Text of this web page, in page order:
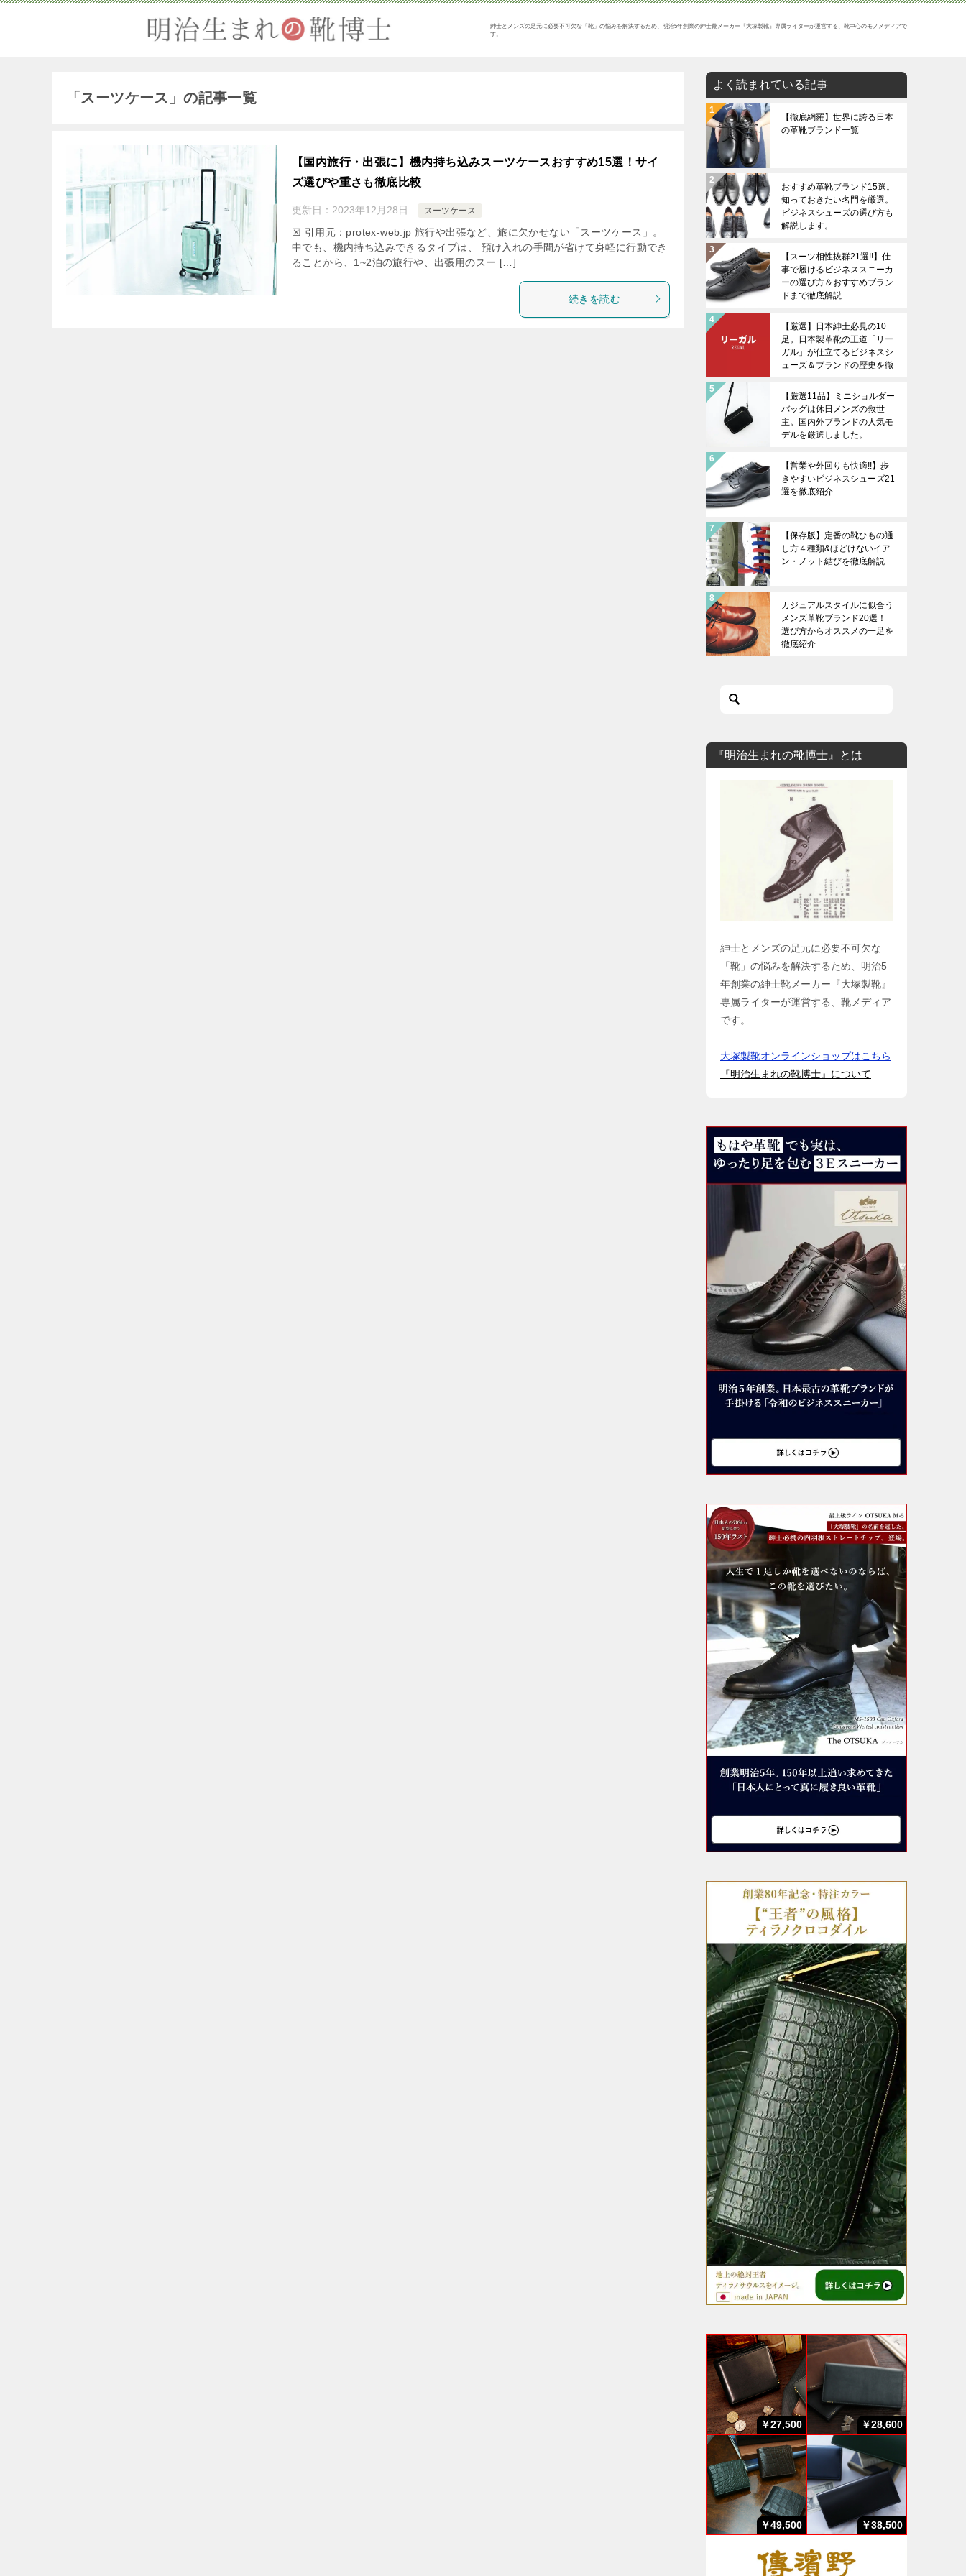
紳士とメンズの足元に必要不可欠な「靴」の悩みを解決するため、明治5年創業の紳士靴メーカー『大塚製靴』専属ライターが運営する、靴中心のモノメディアで
す。
「スーツケース」の記事一覧
【国内旅行・出張に】機内持ち込みスーツケースおすすめ15選！サイ
ズ選びや重さも徹底比較
更新日： 2023年12月28日 スーツケース
☒ 引用元：protex-web.jp 旅行や出張など、旅に欠かせない「スーツケース」。
中でも、機内持ち込みできるタイプは、 預け入れの手間が省けて身軽に行動でき
ることから、1~2泊の旅行や、出張用のスー […]
続きを読む
よく読まれている記事
【徹底網羅】世界に誇る日本
の革靴ブランド一覧
おすすめ革靴ブランド15選。
知っておきたい名門を厳選。
ビジネスシューズの選び方も
解説します。
【スーツ相性抜群21選!!】仕
事で履けるビジネススニーカ
ーの選び方＆おすすめブラン
ドまで徹底解説
【厳選】日本紳士必見の10
足。日本製革靴の王道「リー
ガル」が仕立てるビジネスシ
ューズ＆ブランドの歴史を徹
【厳選11品】ミニショルダー
バッグは休日メンズの救世
主。国内外ブランドの人気モ
デルを厳選しました。
【営業や外回りも快適!!】歩
きやすいビジネスシューズ21
選を徹底紹介
【保存版】定番の靴ひもの通
し方４種類&ほどけないイア
ン・ノット結びを徹底解説
カジュアルスタイルに似合う
メンズ革靴ブランド20選！
選び方からオススメの一足を
徹底紹介
『明治生まれの靴博士』とは
紳士とメンズの足元に必要不可欠な
「靴」の悩みを解決するため、明治5
年創業の紳士靴メーカー『大塚製靴』
専属ライターが運営する、靴メディア
です。
大塚製靴オンラインショップはこちら
『明治生まれの靴博士』について
￥27,500 ￥28,600
￥49,500 ￥38,500